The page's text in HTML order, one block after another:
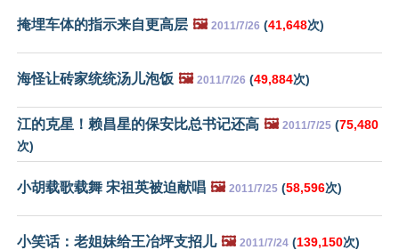
掩埋车体的指示来自更高层 🖼️ 2011/7/26 (41,648次)
海怪让砖家统统汤儿泡饭 🖼️ 2011/7/26 (49,884次)
江的克星！赖昌星的保安比总书记还高 🖼️ 2011/7/25 (75,480
次)
小胡载歌载舞 宋祖英被迫献唱 🖼️ 2011/7/25 (58,596次)
小笑话：老姐妹给王冶坪支招儿 🖼️ 2011/7/24 (139,150次)